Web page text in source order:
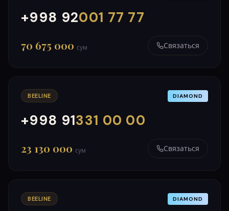
+998 92001 77 77
000
999
70 675 000 сум Связаться
BEELINE DIAMOND
+998 91331 00 00
000
999
23 130 000 сум Связаться
BEELINE DIAMOND